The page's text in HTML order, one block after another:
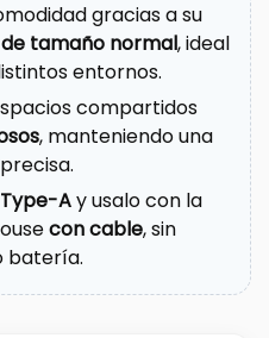
gracias a su
tamaño normal, ideal
entornos.
compartidos
, manteniendo una
Type-Ay usalo con la
con cable, sin
batería.